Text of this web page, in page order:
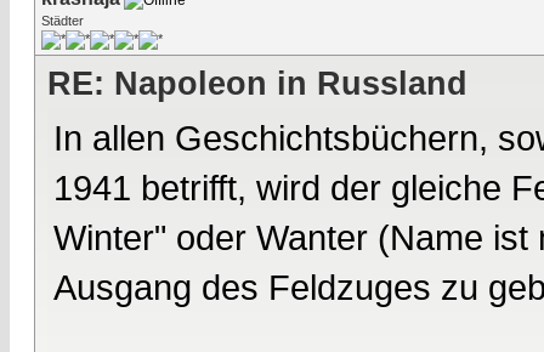
Städter
RE: Napoleon in Russland
In allen Geschichtsbüchern,
1941 betrifft, wird der gleiche
Winter" oder Wanter (Name
Ausgang des Feldzuges zu